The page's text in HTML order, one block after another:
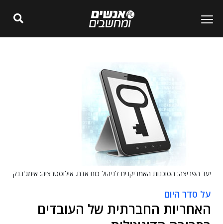
יעד הפריצה: הסוכנות האמריקנית לניהול כוח אדם. אילוסטרציה: אימג'בנק
על סדר היום
האחריות החברתית של העובדים